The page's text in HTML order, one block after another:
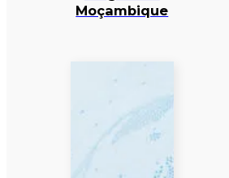
Moçambique